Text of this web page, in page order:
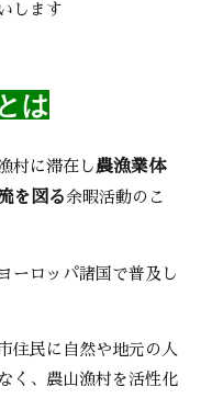
します
は
村に滞在し 農漁業体
を図る 余暇活動のこ
ーロッパ諸国で普及し
住民に自然や地元の人
く、農山漁村を活性化